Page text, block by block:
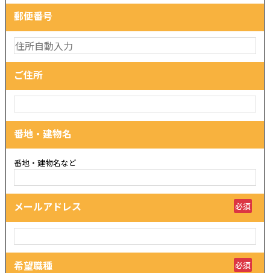
郵便番号
ご住所
番地・建物名
番地・建物名など
メールアドレス 必須
希望職種 必須